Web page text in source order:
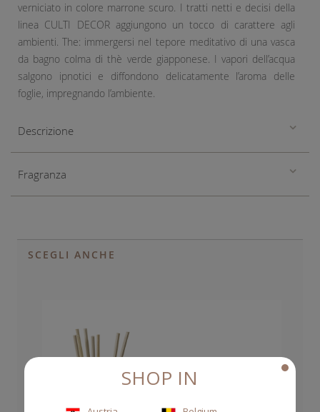
verniciato in colore marrone scuro. I tratti netti e decisi della
linea CULTI DECOR aggiungono un tocco di carattere agli
ambienti. The: immergersi nel tepore meditativo di una vasca
da bagno colma di thè verde giapponese. I vapori dell’acqua
salgono ipnotici e diffondono delicatamente l’aroma delle
foglie, impregnando l’ambiente.
Descrizione
Fragranza
SCEGLI ANCHE
SHOP IN